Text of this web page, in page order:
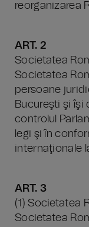
reorganizarea
ART. 2
Societatea
Societatea
persoane
Bucureşti şi
controlul
legi şi în
internaţionale
ART. 3
(1) Societatea
Societatea